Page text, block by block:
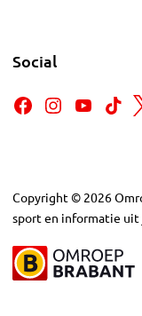
Social
Copyright © 2026
sport en informatie uit